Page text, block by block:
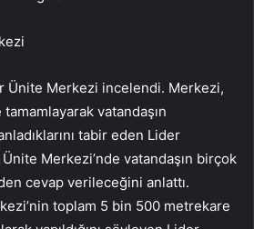
Ünite Merkezi incelendi. Merkezi,
vatandaşın
tabir eden Lider
Merkezi’nde vatandaşın birçok
cevap verileceğini anlattı.
toplam 5 bin 500 metrekare